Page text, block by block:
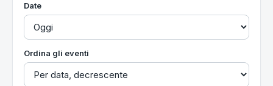
Date
Ordina gli eventi